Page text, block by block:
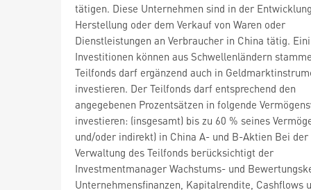
tätigen. Diese Unternehmen sind in der
Herstellung oder dem Verkauf von Waren oder
Dienstleistungen an Verbraucher in China tätig.
Investitionen können aus Schwellenländern
Teilfonds darf ergänzend auch in
investieren. Der Teilfonds darf entsprechend den
angegebenen Prozentsätzen in folgende
investieren: (insgesamt) bis zu 60 % seines
und/oder indirekt) in China A- und B-Aktien Bei
Verwaltung des Teilfonds berücksichtigt der
Investmentmanager Wachstums- und
Unternehmensfinanzen, Kapitalrendite, Cashflows